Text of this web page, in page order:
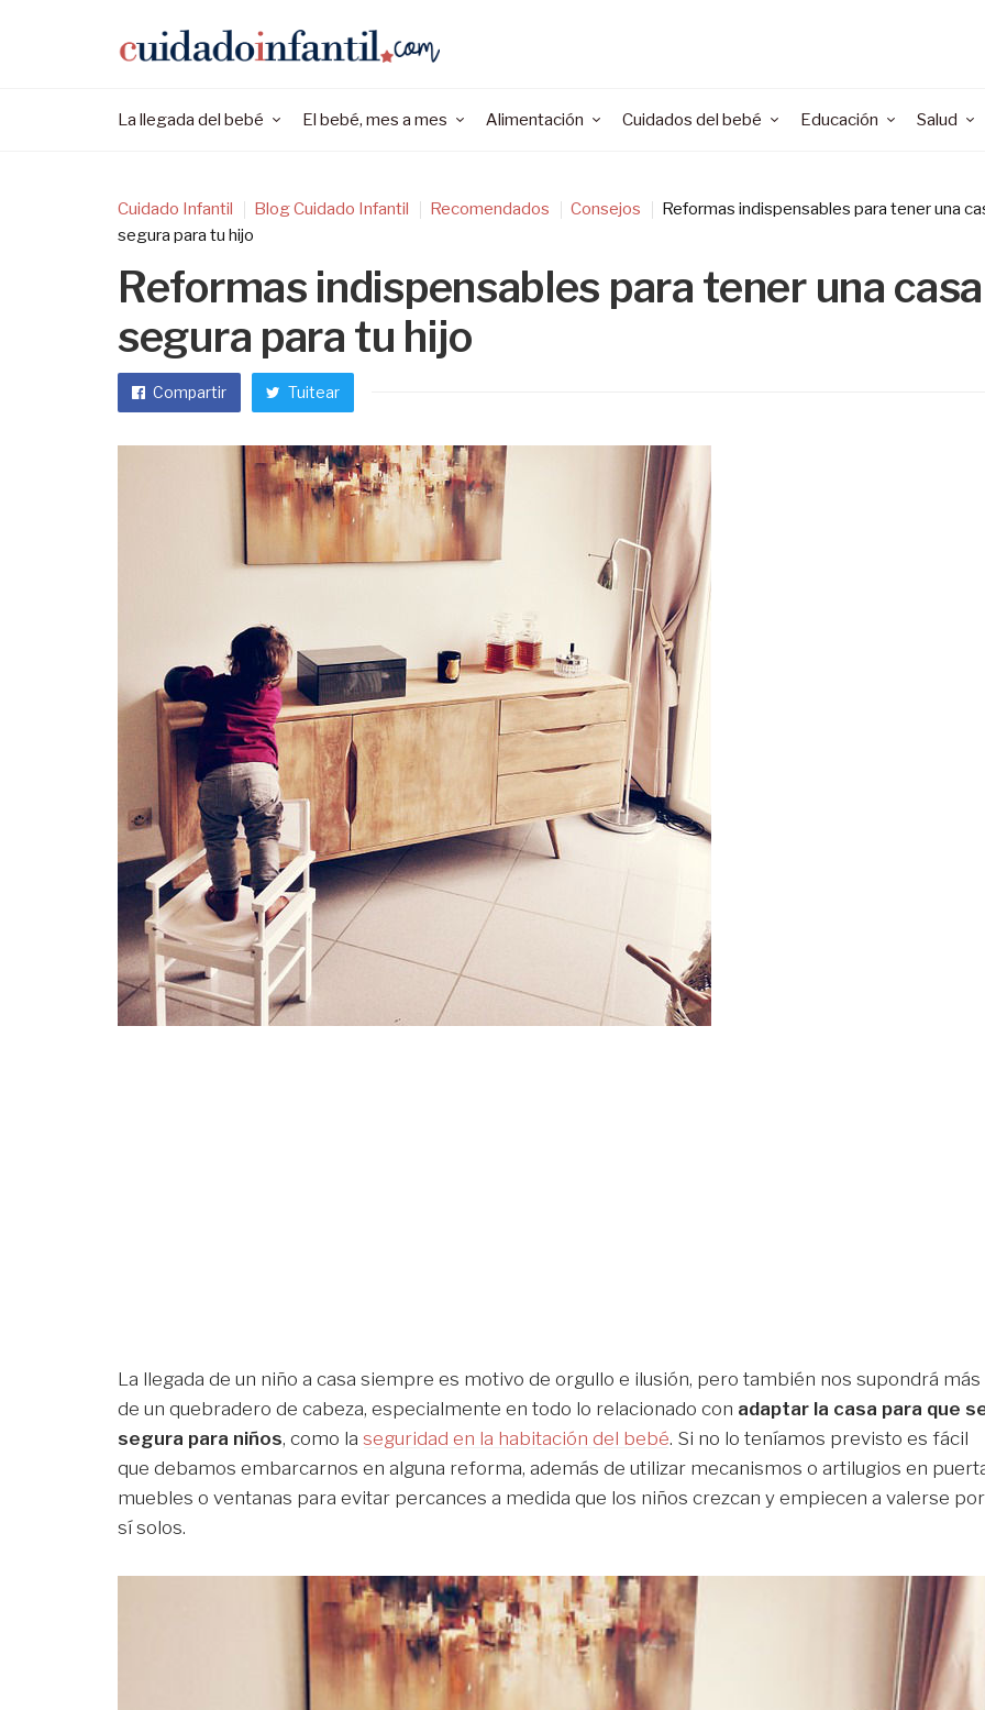
La llegada del bebé El bebé, mes a mes Alimentación Cuidados del bebé Educación Salud
Cuidado Infantil Blog Cuidado Infantil Recomendados Consejos
Reformas indispensables para tener una
segura para tu hijo
Reformas indispensables para tener una casa
segura para tu hijo
Compartir Tuitear
La llegada de un niño a casa siempre es motivo de orgullo e ilusión, pero también nos supondrá más
de un quebradero de cabeza, especialmente en todo lo relacionado con adaptar la casa para que
segura para niños, como la seguridad en la habitación del bebé. Si no lo teníamos previsto es fácil
que debamos embarcarnos en alguna reforma, además de utilizar mecanismos o artilugios en
muebles o ventanas para evitar percances a medida que los niños crezcan y empiecen a valerse por
sí solos.